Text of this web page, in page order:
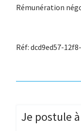
Rémunération
Réf: dcd9ed57-
Je postule